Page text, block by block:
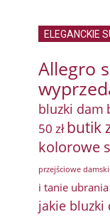
ELEGANCKIE
Allegro
bluzki dam
50 zł butik
kolorowe
przejściowe
i tanie ubrania
jakie bluzki